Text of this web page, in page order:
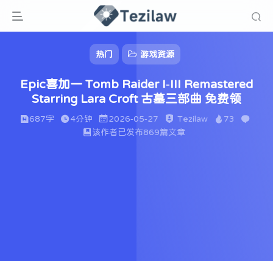
热门 游戏资源
Epic喜加一 Tomb Raider I-III Remastered
Starring Lara Croft 古墓三部曲 免费领
687字 4分钟 2026-05-27 Tezilaw
73
该作者已发布869篇文章